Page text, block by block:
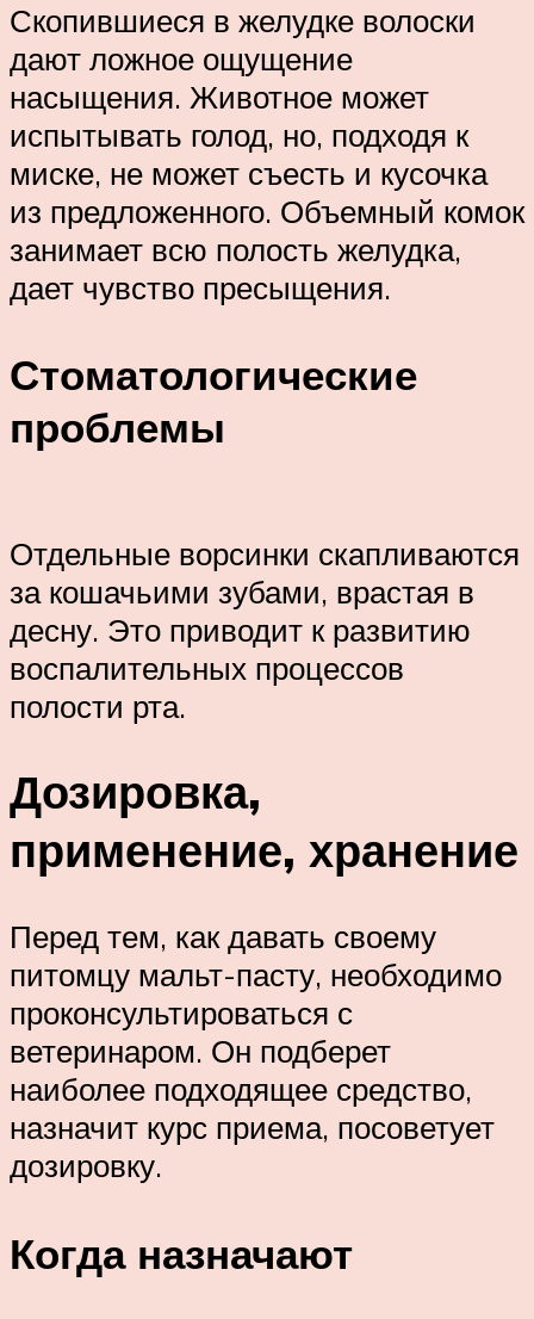
Скопившиеся в желудке волоски
дают ложное ощущение
насыщения. Животное может
испытывать голод, но, подходя к
миске, не может съесть и кусочка
из предложенного. Объемный комок
занимает всю полость желудка,
дает чувство пресыщения.
Стоматологические
проблемы
Отдельные ворсинки скапливаются
за кошачьими зубами, врастая в
десну. Это приводит к развитию
воспалительных процессов
полости рта.
Дозировка,
применение, хранение
Перед тем, как давать своему
питомцу мальт-пасту, необходимо
проконсультироваться с
ветеринаром. Он подберет
наиболее подходящее средство,
назначит курс приема, посоветует
дозировку.
Когда назначают